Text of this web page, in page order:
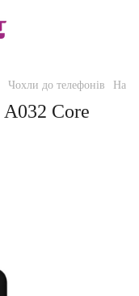
Чохли до телефонів
Core